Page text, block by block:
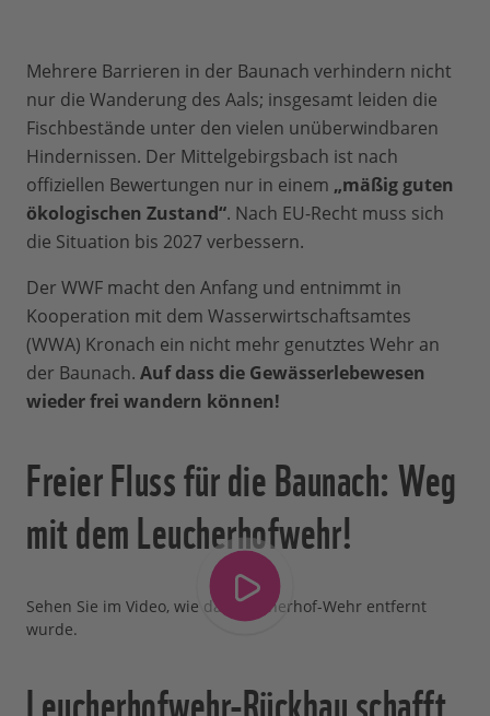
Mehrere Barrieren in der Baunach verhindern nicht
nur die Wanderung des Aals; insgesamt leiden die
Fischbestände unter den vielen unüberwindbaren
Hindernissen. Der Mittelgebirgsbach ist nach
offiziellen Bewertungen nur in einem „mäßig guten
ökologischen Zustand“. Nach EU-Recht muss sich
die Situation bis 2027 verbessern.
Der WWF macht den Anfang und entnimmt in
Kooperation mit dem Wasserwirtschaftsamtes
(WWA) Kronach ein nicht mehr genutztes Wehr an
der Baunach. Auf dass die Gewässerlebewesen
wieder frei wandern können!
Freier Fluss für die Baunach: Weg
mit dem Leucherhofwehr!
Sehen Sie im Video, wie das Leucherhof-Wehr entfernt
wurde.
Leucherhofwehr-Rückbau schafft